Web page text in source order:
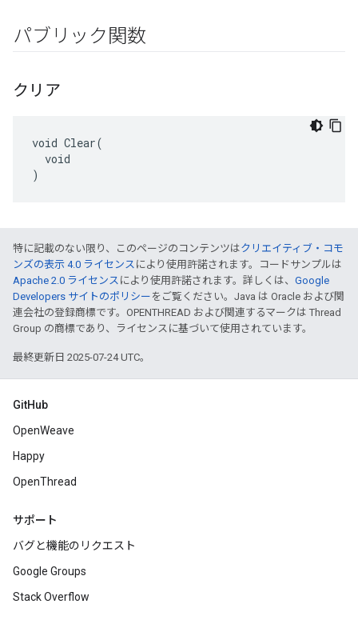
パブリック関数
クリア
void Clear(
  void
)
特に記載のない限り、このページのコンテンツはクリエイティブ・コモ
ンズの表示 4.0 ライセンス により使用許諾されます。コードサンプルは
Apache 2.0 ライセンス により使用許諾されます。詳しくは、 Google
Developers サイトのポリシー をご覧ください。Java は Oracle および関
連会社の登録商標です。OPENTHREAD および関連するマークは Thread
Group の商標であり、ライセンスに基づいて使用されています。
最終更新日 2025-07-24 UTC。
GitHub
OpenWeave
Happy
OpenThread
サポート
バグと機能のリクエスト
Google Groups
Stack Overflow